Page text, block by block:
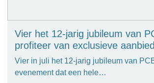
Vier het 12-jarig jubileum van
profiteer van exclusieve
Vier in juli het 12-jarig jubileum van
evenement dat een hele…